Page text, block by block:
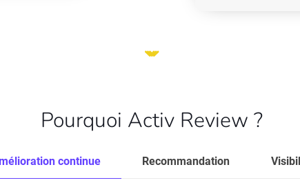
Pourquoi Activ Review ?
continue Recommandation